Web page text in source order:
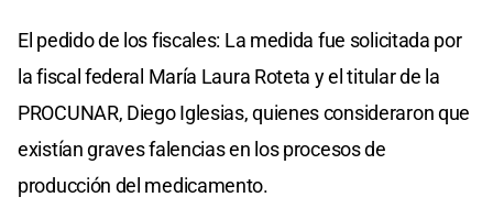
El pedido de los fiscales: La medida fue solicitada por
la fiscal federal María Laura Roteta y el titular de la
PROCUNAR, Diego Iglesias, quienes consideraron que
existían graves falencias en los procesos de
producción del medicamento.